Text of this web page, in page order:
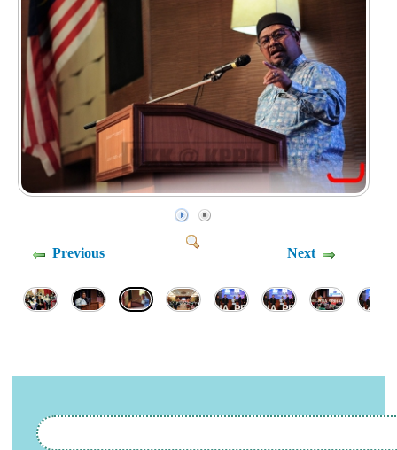
Previous Next